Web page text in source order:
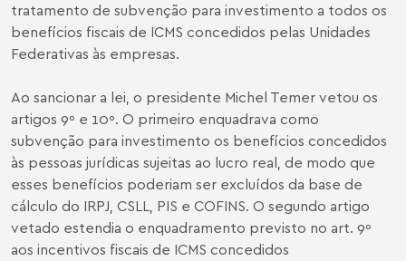
tratamento de subvenção para investimento a todos os
benefícios fiscais de ICMS concedidos pelas Unidades
Federativas às empresas.
Ao sancionar a lei, o presidente Michel Temer vetou os
artigos 9º e 10º. O primeiro enquadrava como
subvenção para investimento os benefícios concedidos
às pessoas jurídicas sujeitas ao lucro real, de modo que
esses benefícios poderiam ser excluídos da base de
cálculo do IRPJ, CSLL, PIS e COFINS. O segundo artigo
vetado estendia o enquadramento previsto no art. 9º
aos incentivos fiscais de ICMS concedidos